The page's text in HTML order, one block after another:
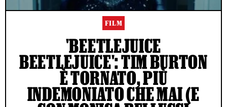
FILM
'BEETLEJUICE
BEETLEJUICE': TIM BURTON
È TORNATO, PIÙ
INDEMONIATO CHE MAI (E